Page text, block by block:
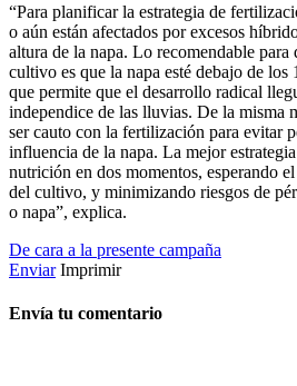
“Para planificar la estrategia de
o aún están afectados por excesos
altura de la napa. Lo recomendable
cultivo es que la napa esté debajo de
que permite que el desarrollo radical
independice de las lluvias. De la misma
ser cauto con la fertilización para evitar
influencia de la napa. La mejor
nutrición en dos momentos, esperando
del cultivo, y minimizando riesgos de
o napa”, explica.
De cara a la presente campaña
Enviar Imprimir
Envía tu comentario